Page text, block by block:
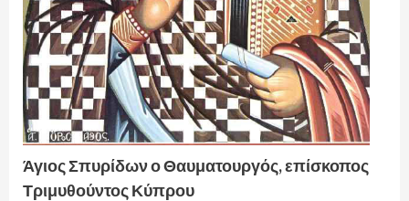
Άγιος Σπυρίδων ο Θαυματουργός, επίσκοπος
Τριμυθούντος Κύπρου